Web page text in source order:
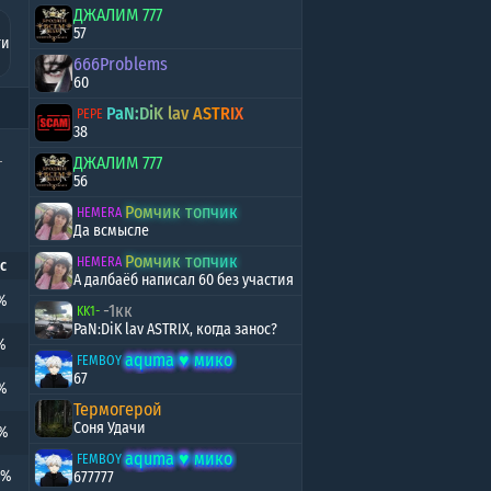
ДЖАЛИМ 777
57
666Problems
60
PEPE PaN:DiK lav ASTRIX
38
ДЖАЛИМ 777
56
HEMERA Ромчик топчик
Да всмысле
HEMERA Ромчик топчик
А далбаёб написал 60 без участия
KK1- -1кк
PaN:DiK lav ASTRIX, когда занос?
FEMBOY aqumа ♥️ мико
67
Термогерой
Соня Удачи
FEMBOY aqumа ♥️ мико
677777